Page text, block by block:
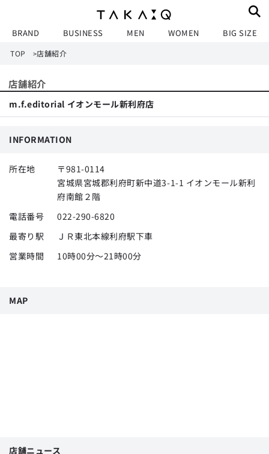
BRAND BUSINESS MEN WOMEN BIG SIZE
TOP >店舗紹介
店舗紹介
m.f.editorial イオンモール新利府店
INFORMATION
所在地
〒981-0114
宮城県宮城郡利府町新中道3-1-1 イオンモール新利
府南館２階
電話番号
022-290-6820
最寄り駅
ＪＲ東北本線利府駅下車
営業時間
10時00分～21時00分
MAP
店舗ニュース